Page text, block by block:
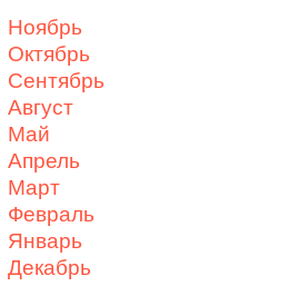
ноябрь
октябрь
сентябрь
август
май
апрель
март
февраль
январь
декабрь